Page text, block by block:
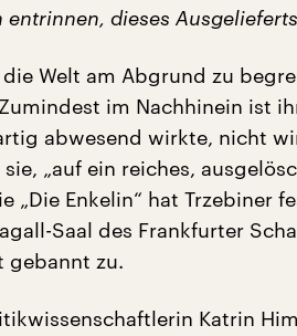
dieses
Welt am Abgrund zu
im Nachhinein ist
abwesend wirkte, nicht
„auf ein reiches,
„Die Enkelin“ hat Trzebiner
Saal des Frankfurter
gebannt zu.
Katrin